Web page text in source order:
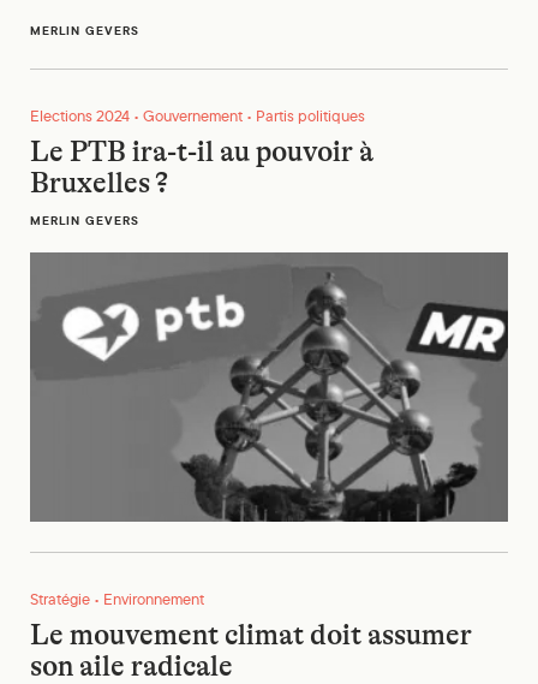
MERLIN GEVERS
Elections 2024 • Gouvernement • Partis politiques
Le PTB ira-t-il au pouvoir à
Bruxelles ?
MERLIN GEVERS
Stratégie • Environnement
Le mouvement climat doit assumer
son aile radicale